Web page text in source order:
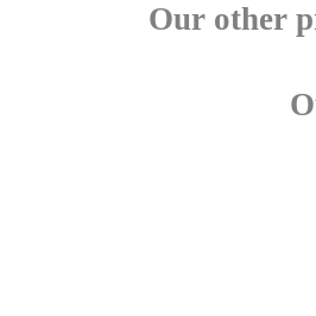
Our other